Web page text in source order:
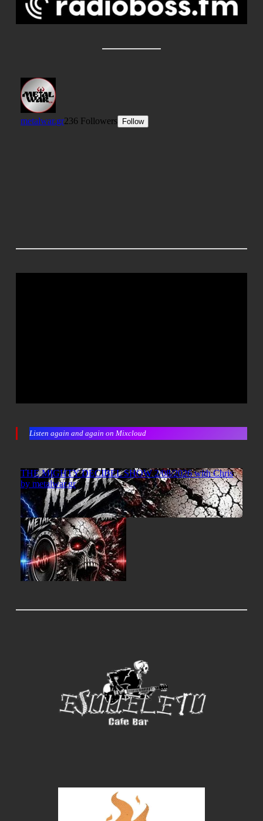
Listen again and again on Mixcloud